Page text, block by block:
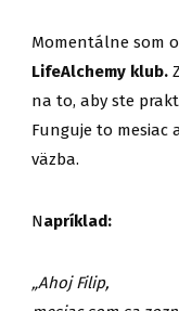
Momentálne som
LifeAlchemy klub.
na to, aby ste
Funguje to mesiac
väzba.
Napríklad:
„Ahoj Filip,